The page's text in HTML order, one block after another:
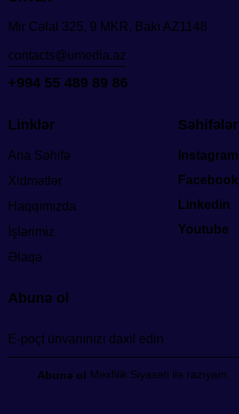
Mir Cəlal 325, 9 MKR, Bakı AZ1148
contacts@umedia.az
+994 55 489 89 86
Linklər
Ana Səhifə
Xidmətlər
Haqqımızda
İşlərimiz
Əlaqə
Səhifələr
Instagram
Facebook
Linkedin
Youtube
Abunə ol
Abunə ol Məxfilik Siyasəti ilə razıyam.